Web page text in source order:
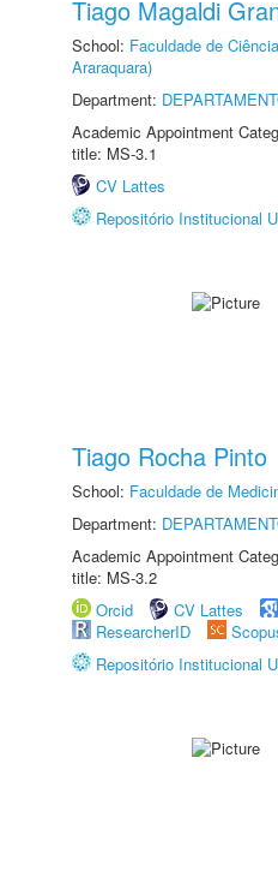
Tiago Magaldi
School: Faculdade de
Araraquara)
Department:
Academic Appointment
title: MS-3.1
CV Lattes
Repositório Institucional
Tiago Rocha Pinto
School: Faculdade de
Department:
Academic Appointment
title: MS-3.2
Orcid
CV Lattes
ResearcherID
Repositório Institucional